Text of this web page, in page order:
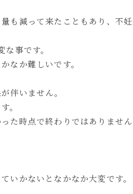
も減って来たこともあり、不
事です。
なか難しいです。
伴いません。
。
た時点で終わりではありません
いかないとなかなか大変です。